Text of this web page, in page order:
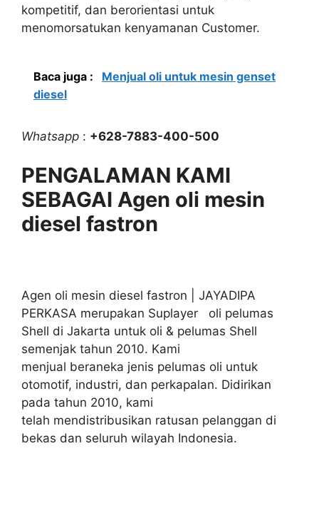
kompetitif, dan berorientasi untuk
menomorsatukan kenyamanan Customer.
Baca juga :
Menjual oli untuk mesin genset
diesel
Whatsapp : +628-7883-400-500
PENGALAMAN KAMI
SEBAGAI Agen oli mesin
diesel fastron
Agen oli mesin diesel fastron | JAYADIPA
PERKASA merupakan Suplayer oli pelumas
Shell di Jakarta untuk oli & pelumas Shell
semenjak tahun 2010. Kami
menjual beraneka jenis pelumas oli untuk
otomotif, industri, dan perkapalan. Didirikan
pada tahun 2010, kami
telah mendistribusikan ratusan pelanggan di
bekas dan seluruh wilayah Indonesia.